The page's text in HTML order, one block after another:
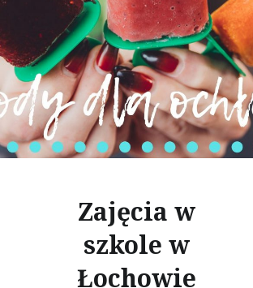
Zajęcia w
szkole w
Łochowie